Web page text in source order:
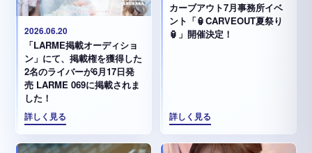
2026.06.20
「LARME掲載オーディショ
ン」にて、掲載権を獲得した
2名のライバーが6月17日発
売 LARME 069に掲載されま
した！
詳しく見る
カーブアウト7月事務所イベ
ント「🏮CARVEOUT夏祭り
🏮」開催決定！
詳しく見る